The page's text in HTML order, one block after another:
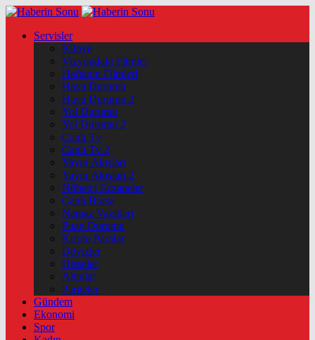
Servisler
Künye
Vizyondaki Filmler
Haftanin Filmleri
Hava Durumu
Hava Durumu 2
Yol Durumu
Yol Durumu 2
Canlı Tv
Canlı Tv 2
Yayın Akışları
Yayın Akışları 2
Nöbetçi Eczaneler
Canlı Borsa
Namaz Vakitleri
Puan Durumu
Kripto Paralar
Dövizler
Hisseler
Altınlar
Pariteler
Gündem
Ekonomi
Spor